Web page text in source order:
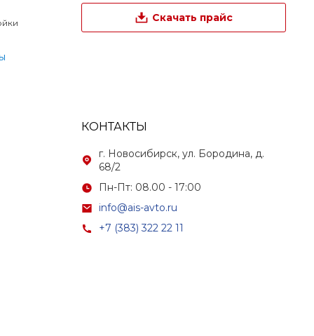
Скачать прайс
КОНТАКТЫ
г. Новосибирск, ул. Бородина, д.
68/2
Пн-Пт: 08.00 - 17:00
info@ais-avto.ru
+7 (383) 322 22 11